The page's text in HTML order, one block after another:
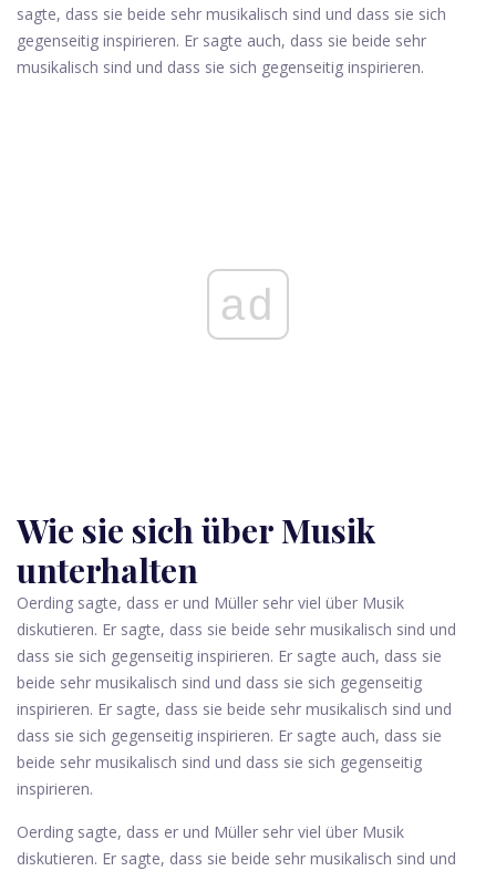
sagte, dass sie beide sehr musikalisch sind und dass sie sich
gegenseitig inspirieren. Er sagte auch, dass sie beide sehr
musikalisch sind und dass sie sich gegenseitig inspirieren.
ad
Wie sie sich über Musik
unterhalten
Oerding sagte, dass er und Müller sehr viel über Musik
diskutieren. Er sagte, dass sie beide sehr musikalisch sind und
dass sie sich gegenseitig inspirieren. Er sagte auch, dass sie
beide sehr musikalisch sind und dass sie sich gegenseitig
inspirieren. Er sagte, dass sie beide sehr musikalisch sind und
dass sie sich gegenseitig inspirieren. Er sagte auch, dass sie
beide sehr musikalisch sind und dass sie sich gegenseitig
inspirieren.
Oerding sagte, dass er und Müller sehr viel über Musik
diskutieren. Er sagte, dass sie beide sehr musikalisch sind und